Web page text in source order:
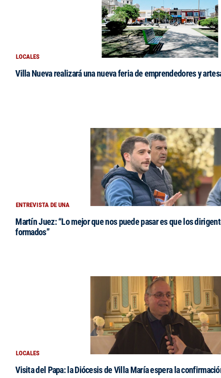
LOCALES
Villa Nueva realizará una nueva feria de emprendedores y
ENTREVISTA DE UNA
Martín Juez: “Lo mejor que nos puede pasar es que los
formados”
LOCALES
Visita del Papa: la Diócesis de Villa María espera la